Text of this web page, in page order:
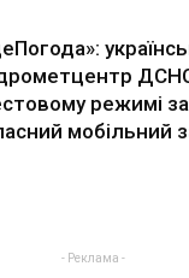
режимі
мобільний
- Реклама -